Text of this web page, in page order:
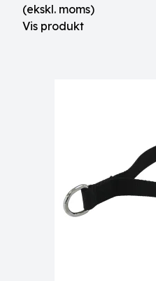
(ekskl. moms)
Vis produkt